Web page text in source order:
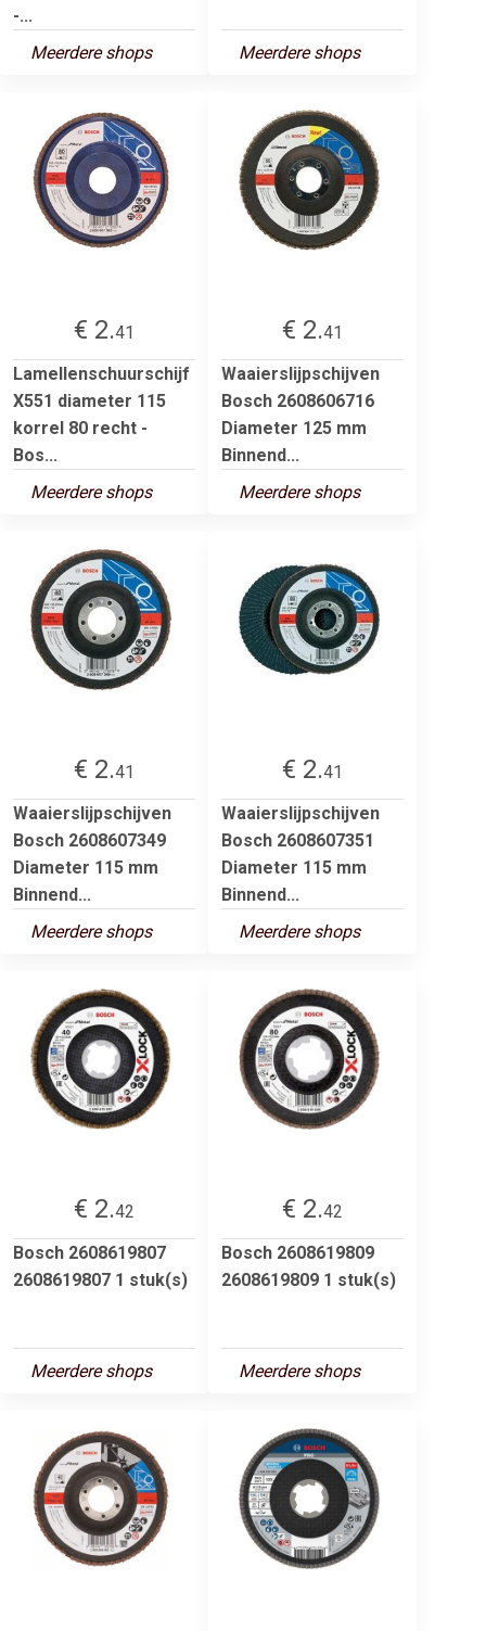
-...
Meerdere shops
Meerdere shops
€ 2.41
Lamellenschuurschijf
X551 diameter 115
korrel 80 recht -
Bos...
Meerdere shops
€ 2.41
Waaierslijpschijven
Bosch 2608606716
Diameter 125 mm
Binnend...
Meerdere shops
€ 2.41
Waaierslijpschijven
Bosch 2608607349
Diameter 115 mm
Binnend...
Meerdere shops
€ 2.41
Waaierslijpschijven
Bosch 2608607351
Diameter 115 mm
Binnend...
Meerdere shops
€ 2.42
Bosch 2608619807
2608619807 1 stuk(s)
Meerdere shops
€ 2.42
Bosch 2608619809
2608619809 1 stuk(s)
Meerdere shops